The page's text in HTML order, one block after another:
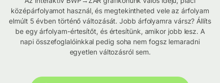
középárfolyamot használ, és megtekintheted vele az árfolyam
elmúlt 5 évben történő változását. Jobb árfolyamra vársz? Állíts
be egy árfolyam-értesítőt, és értesítünk, amikor jobb lesz. A
napi összefoglalóinkkal pedig soha nem fogsz lemaradni
egyetlen változásról sem.